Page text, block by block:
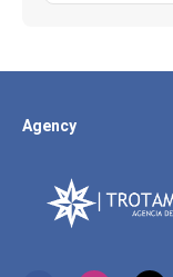
Agency